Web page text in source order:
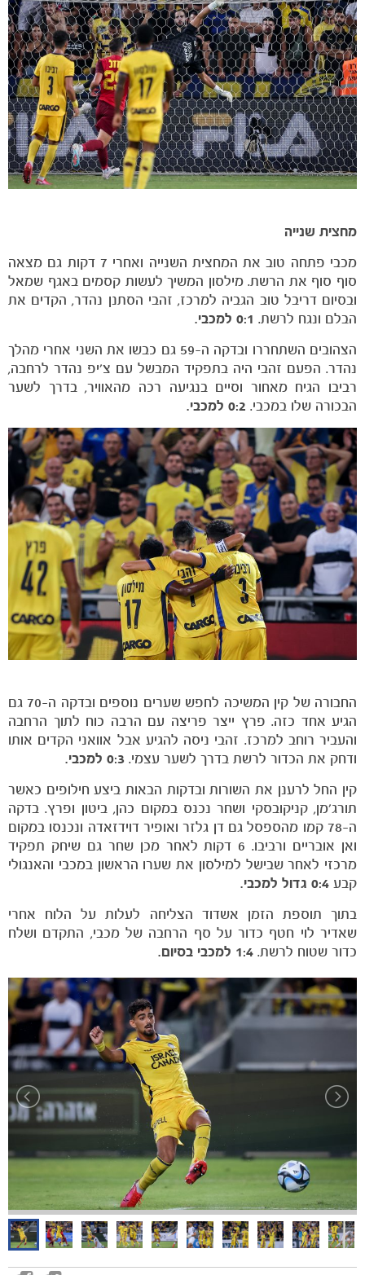
כרטיסים
מכבי TV
מחצית שנייה
מכבי פתחה טוב את המחצית השנייה ואחרי 7 דקות גם מצאה
סוף סוף את הרשת. מילסון המשיך לעשות קסמים באגף שמאל
ובסיום דריבל טוב הגביה למרכז, זהבי הסתנן נהדר, הקדים את
הבלם ונגח לרשת. 0:1 למכבי.
הצהובים השתחררו ובדקה ה-59 גם כבשו את השני אחרי מהלך
נהדר. הפעם זהבי היה בתפקיד המבשל עם צ'יפ נהדר לרחבה,
רביבו הגיח מאחור וסיים בנגיעה רכה מהאוויר, בדרך לשער
הבכורה שלו במכבי. 0:2 למכבי.
החבורה של קין המשיכה לחפש שערים נוספים ובדקה ה-70 גם
הגיע אחד כזה. פרץ ייצר פריצה עם הרבה כוח לתוך הרחבה
והעביר רוחב למרכז. זהבי ניסה להגיע אבל אוואני הקדים אותו
ודחק את הכדור לרשת בדרך לשער עצמי. 0:3 למכבי.
קין החל לרענן את השורות ובדקות הבאות ביצע חילופים כאשר
תורג'מן, קניקובסקי ושחר נכנס במקום כהן, ביטון ופרץ. בדקה
ה-78 קמו מהספסל גם דן גלזר ואופיר דוידזאדה ונכנסו במקום
ואן אובריים ורביבו. 6 דקות לאחר מכן שחר גם שיחק תפקיד
מרכזי לאחר שבישל למילסון את שערו הראשון במכבי והאנגולי
קבע 0:4 גדול למכבי.
בתוך תוספת הזמן אשדוד הצליחה לעלות על הלוח אחרי
שאדיר לוי חטף כדור על סף הרחבה של מכבי, התקדם ושלח
כדור שטוח לרשת. 1:4 למכבי בסיום.